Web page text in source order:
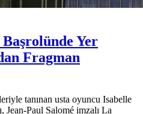
Yer
Fragman
tanınan usta oyuncu Isabelle
Jean-Paul Salomé imzalı La